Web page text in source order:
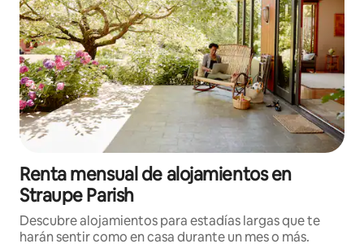
Renta mensual de alojamientos en
Straupe Parish
Descubre alojamientos para estadías largas que te
harán sentir como en casa durante un mes o más.